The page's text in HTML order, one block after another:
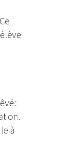
:
à